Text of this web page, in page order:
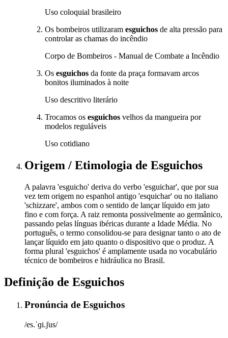
Uso coloquial brasileiro
Os bombeiros utilizaram esguichos de alta pressão para
controlar as chamas do incêndio
Corpo de Bombeiros - Manual de Combate a Incêndio
Os esguichos da fonte da praça formavam arcos
bonitos iluminados à noite
Uso descritivo literário
Trocamos os esguichos velhos da mangueira por
modelos reguláveis
Uso cotidiano
Origem / Etimologia de Esguichos
A palavra 'esguicho' deriva do verbo 'esguichar', que por sua
vez tem origem no espanhol antigo 'esquichar' ou no italiano
'schizzare', ambos com o sentido de lançar líquido em jato
fino e com força. A raiz remonta possivelmente ao germânico,
passando pelas línguas ibéricas durante a Idade Média. No
português, o termo consolidou-se para designar tanto o ato de
lançar líquido em jato quanto o dispositivo que o produz. A
forma plural 'esguichos' é amplamente usada no vocabulário
técnico de bombeiros e hidráulica no Brasil.
Definição de Esguichos
Pronúncia de Esguichos
/es.ˈɡi.ʃus/